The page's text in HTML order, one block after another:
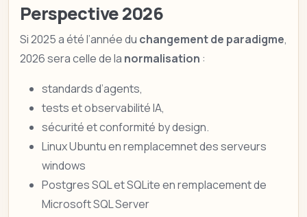
Perspective 2026
Si 2025 a été l’année du changement de paradigme,
2026 sera celle de la normalisation :
standards d’agents,
tests et observabilité IA,
sécurité et conformité by design.
Linux Ubuntu en remplacemnet des serveurs
windows
Postgres SQL et SQLite en remplacement de
Microsoft SQL Server